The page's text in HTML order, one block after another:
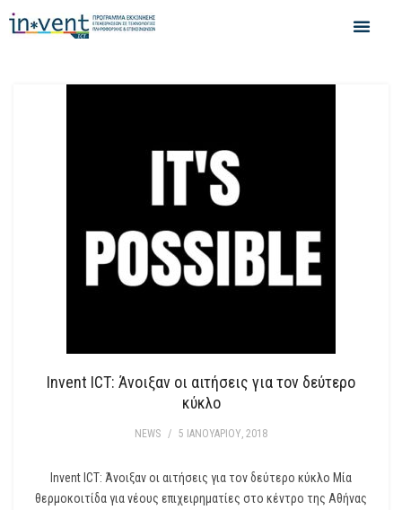
Invent ICT: Άνοιξαν οι αιτήσεις για τον δεύτερο
κύκλο
NEWS / 5 ΙΑΝΟΥΑΡΊΟΥ, 2018
Invent ICT: Άνοιξαν οι αιτήσεις για τον δεύτερο κύκλο Μία
θερμοκοιτίδα για νέους επιχειρηματίες στο κέντρο της Αθήνας